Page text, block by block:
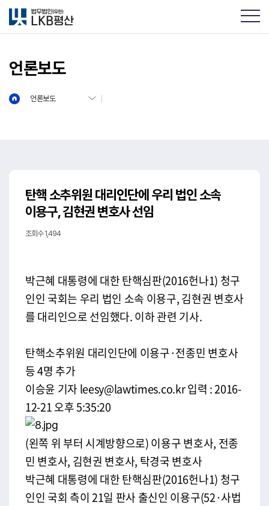
언론보도
언론보도
탄핵 소추위원 대리인단에 우리 법인 소속
이용구, 김현권 변호사 선임
조회수 1,494
박근혜 대통령에 대한 탄핵심판(2016헌나1) 청구
인인 국회는 우리 법인 소속 이용구, 김현권 변호사
를 대리인으로 선임했다. 이하 관련 기사.
탄핵소추위원 대리인단에 이용구·전종민 변호사
등 4명 추가
이승윤 기자 leesy@lawtimes.co.kr 입력 : 2016-
12-21 오후 5:35:20
(왼쪽 위 부터 시계방향으로) 이용구 변호사, 전종
민 변호사, 김현권 변호사, 탁경국 변호사
박근혜 대통령에 대한 탄핵심판(2016헌나1) 청구
인인 국회 측이 21일 판사 출신인 이용구(52·사법